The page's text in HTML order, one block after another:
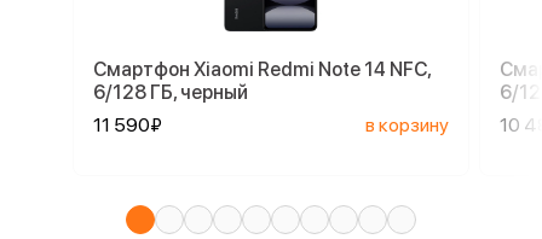
Смартфон Xiaomi Redmi Note 14 NFC,
6/128 ГБ, черный
11 590₽
в корзину
6/
10